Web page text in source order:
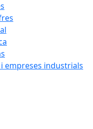
empreses industrials